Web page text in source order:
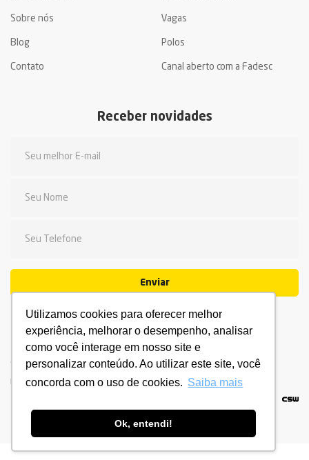
Utilizamos cookies para oferecer melhor
experiência, melhorar o desempenho, analisar
como você interage em nosso site e
personalizar conteúdo. Ao utilizar este site, você
concorda com o uso de cookies. Saiba mais
Ok, entendi!
Sobre nós Vagas
Blog Polos
Contato Canal aberto com a Fadesc
Receber novidades
Enviar
© 2026 Fadesc - Qualidade de ensino. Todos os direitos
reservados.Política de privacidade.Termo de Uso.